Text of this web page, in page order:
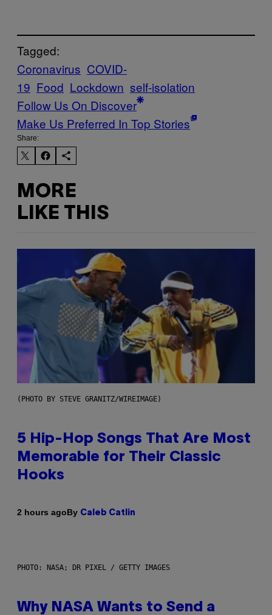
Tagged:
Coronavirus COVID-
19 Food Lockdown self-isolation
Follow Us On Discover
Make Us Preferred In Top Stories
Share:
MORE
LIKE THIS
(PHOTO BY STEVE GRANITZ/WIREIMAGE)
5 Hip-Hop Songs That Are Most
Memorable for Their Classic
Hooks
2 hours agoBy Caleb Catlin
PHOTO: NASA; DR PIXEL / GETTY IMAGES
Why NASA Wants to Send a